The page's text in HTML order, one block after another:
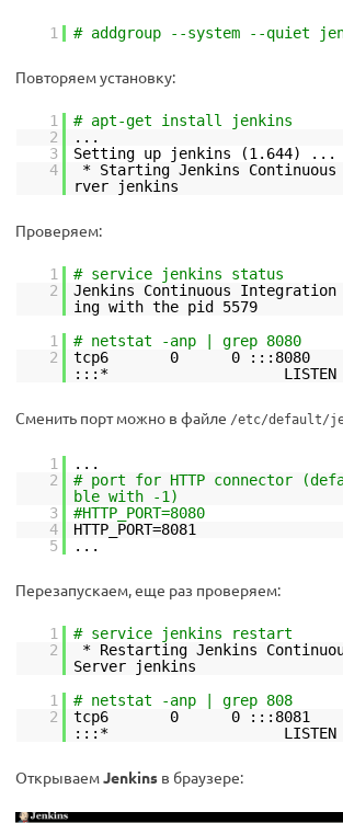
1 # addgroup --system --quiet
Повторяем установку:
1
# apt-get install jenkins
2
...
3
Setting up jenkins (1.644) ...
4
* Starting Jenkins
rver jenkins
Проверяем:
1
# service jenkins status
2
Jenkins Continuous
ing with the pid 5579
1
# netstat -anp | grep 8080
2
tcp6 0 0
:::* LISTEN
Сменить порт можно в файле /etc/default/
1
...
2
# port for HTTP connector
ble with -1)
3
#HTTP_PORT=8080
4
HTTP_PORT=8081
5
...
Перезапускаем, еще раз проверяем:
1
# service jenkins restart
2
* Restarting Jenkins
Server jenkins
1
# netstat -anp | grep 808
2
tcp6 0 0
:::* LISTEN
ОткрываемJenkins в браузере: